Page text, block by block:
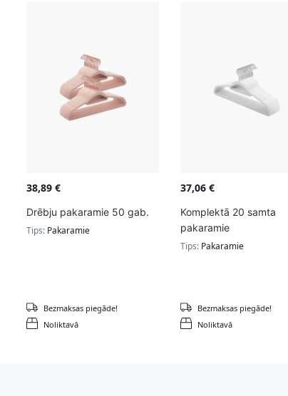
38,89 €
Drēbju pakaramie 50 gab.
Tips: Pakaramie
Noliktavā
Bezmaksas piegāde!
37,06€
Komplektā 20 samta
pakaramie
Tips: Pakaramie
Noliktavā
Bezmaksas piegāde!